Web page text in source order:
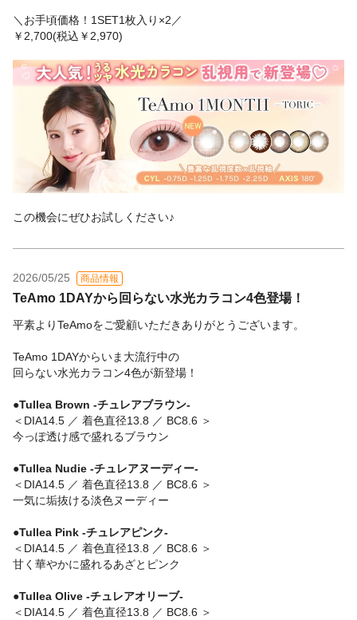
＼お手頃価格！1SET1枚入り×2／
￥2,700(税込￥2,970)
この機会にぜひお試しください♪
2026/05/25 商品情報
TeAmo 1DAYから回らない水光カラコン4色登場！
平素よりTeAmoをご愛顧いただきありがとうございます。
TeAmo 1DAYからいま大流行中の
回らない水光カラコン4色が新登場！
●Tullea Brown -チュレアブラウン-
＜DIA14.5 ／ 着色直径13.8 ／ BC8.6 ＞
今っぽ透け感で盛れるブラウン
●Tullea Nudie -チュレアヌーディー-
＜DIA14.5 ／ 着色直径13.8 ／ BC8.6 ＞
一気に垢抜ける淡色ヌーディー
●Tullea Pink -チュレアピンク-
＜DIA14.5 ／ 着色直径13.8 ／ BC8.6 ＞
甘く華やかに盛れるあざとピンク
●Tullea Olive -チュレアオリーブ-
＜DIA14.5 ／ 着色直径13.8 ／ BC8.6 ＞